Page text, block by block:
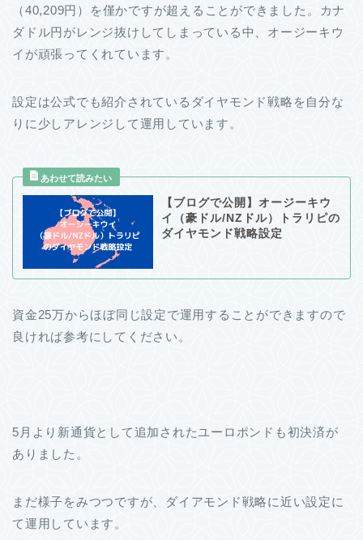
（40,209円）を僅かですが超えることができました。カナ
ダドル円がレンジ抜けしてしまっている中、オージーキウ
イが頑張ってくれています。
設定は公式でも紹介されているダイヤモンド戦略を自分な
りに少しアレンジして運用しています。
【ブログで公開】オージーキウ
イ（豪ドル/NZドル）トラリピの
ダイヤモンド戦略設定
資金25万からほぼ同じ設定で運用することができますので
良ければ参考にしてください。
5月より新通貨として追加されたユーロポンドも初決済が
ありました。
まだ様子をみつつですが、ダイアモンド戦略に近い設定に
て運用しています。